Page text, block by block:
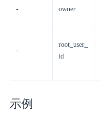
- owner
-
root_user_
id
示例